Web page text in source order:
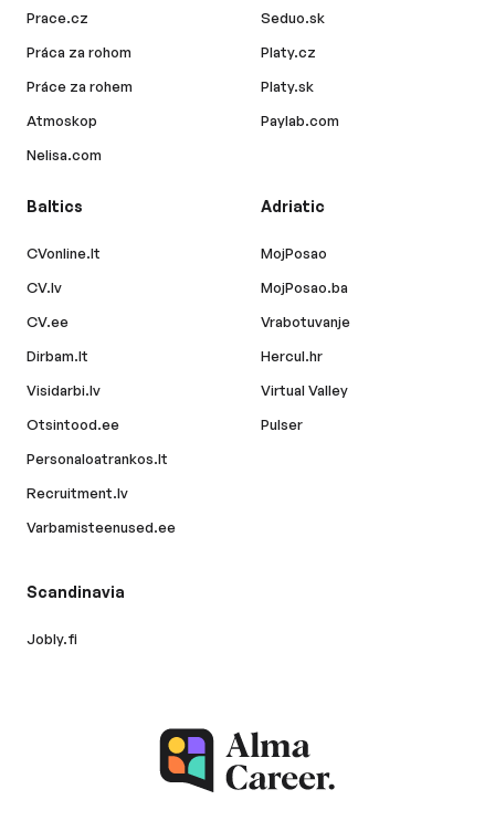
Prace.cz
Práca za rohom
Práce za rohem
Atmoskop
Nelisa.com
Seduo.sk
Platy.cz
Platy.sk
Paylab.com
Baltics
CVonline.lt
CV.lv
CV.ee
Dirbam.lt
Visidarbi.lv
Otsintood.ee
Personaloatrankos.lt
Recruitment.lv
Varbamisteenused.ee
Adriatic
MojPosao
MojPosao.ba
Vrabotuvanje
Hercul.hr
Virtual Valley
Pulser
Scandinavia
Jobly.fi